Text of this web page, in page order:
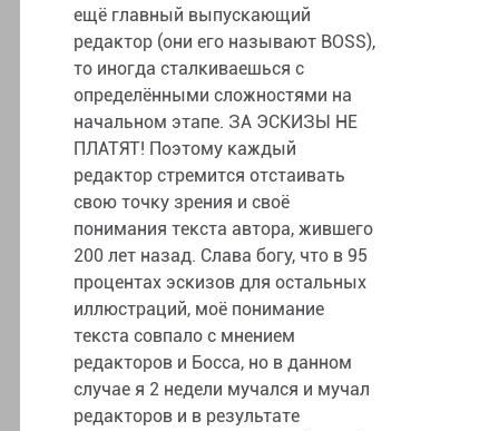
ещё главный выпускающий
редактор (они его называют BOSS),
то иногда сталкиваешься с
определёнными сложностями на
начальном этапе. ЗА ЭСКИЗЫ НЕ
ПЛАТЯТ! Поэтому каждый
редактор стремится отстаивать
свою точку зрения и своё
понимания текста автора, жившего
200 лет назад. Слава богу, что в 95
процентах эскизов для остальных
иллюстраций, моё понимание
текста совпало с мнением
редакторов и Босса, но в данном
случае я 2 недели мучался и мучал
редакторов и в результате